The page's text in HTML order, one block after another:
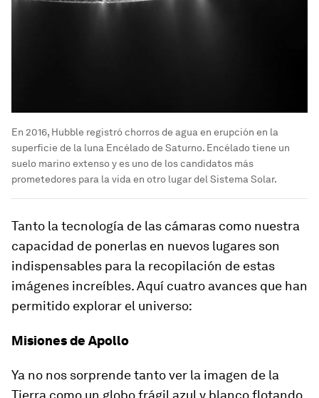
En 2016, Hubble registró chorros de agua en erupción en la
superficie de la luna Encélado de Saturno. Encélado tiene un
suelo marino extenso y es uno de los candidatos más
prometedores para la vida en otro lugar del Sistema Solar.
Tanto la tecnología de las cámaras como nuestra
capacidad de ponerlas en nuevos lugares son
indispensables para la recopilación de estas
imágenes increíbles. Aquí cuatro avances que han
permitido explorar el universo:
Misiones de Apollo
Ya no nos sorprende tanto ver la imagen de la
Tierra como un globo frágil azul y blanco flotando